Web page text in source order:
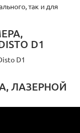
так и для
D1
D1
ЛАЗЕРНОЙ